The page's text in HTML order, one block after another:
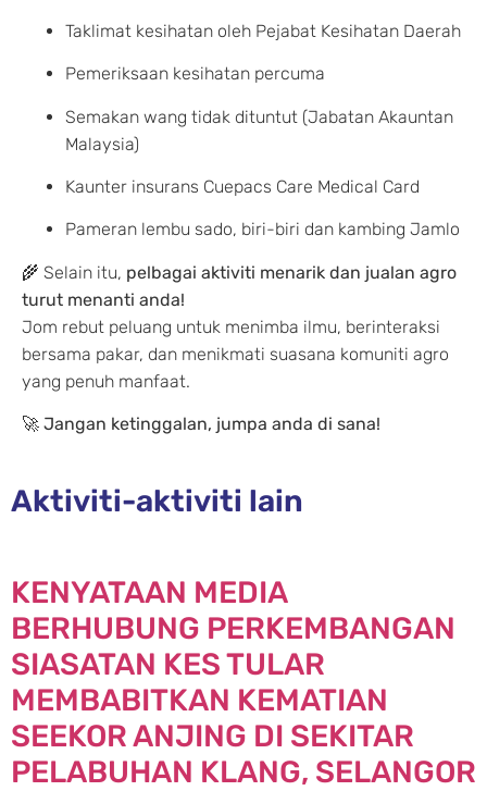
Taklimat kesihatan oleh Pejabat Kesihatan Daerah
Pemeriksaan kesihatan percuma
Semakan wang tidak dituntut (Jabatan Akauntan
Malaysia)
Kaunter insurans Cuepacs Care Medical Card
Pameran lembu sado, biri-biri dan kambing Jamlo
🌾 Selain itu, pelbagai aktiviti menarik dan jualan agro
turut menanti anda!
Jom rebut peluang untuk menimba ilmu, berinteraksi
bersama pakar, dan menikmati suasana komuniti agro
yang penuh manfaat.
🚀 Jangan ketinggalan, jumpa anda di sana!
Aktiviti-aktiviti lain
KENYATAAN MEDIA
BERHUBUNG PERKEMBANGAN
SIASATAN KES TULAR
MEMBABITKAN KEMATIAN
SEEKOR ANJING DI SEKITAR
PELABUHAN KLANG, SELANGOR